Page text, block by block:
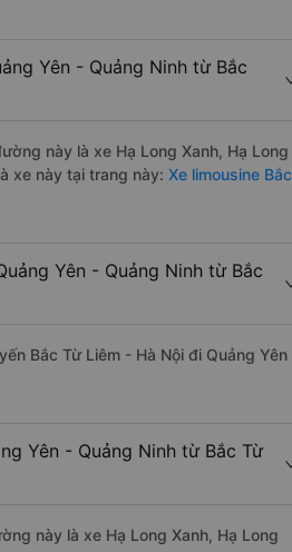
Yên - Quảng Ninh từ Bắc
này là xe Hạ Long Xanh, Hạ Long
xe này tại trang này: Xe limousine Bắc
Yên - Quảng Ninh từ Bắc
Bắc Từ Liêm - Hà Nội đi Quảng Yên
Yên - Quảng Ninh từ Bắc Từ
này là xe Hạ Long Xanh, Hạ Long